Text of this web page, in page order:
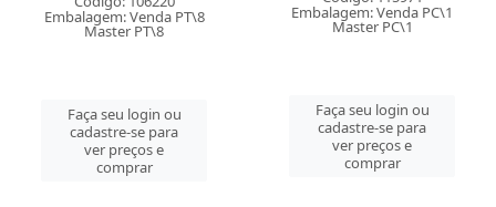
Embalagem: Venda PT\8
Master PT\8
Faça seu login ou
cadastre-se para
ver preços e
comprar
Embalagem: Venda PC\1
Master PC\1
Faça seu login ou
cadastre-se para
ver preços e
comprar